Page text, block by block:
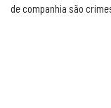
de companhia são